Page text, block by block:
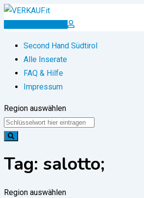
Zum
Inserat erstellen
Second Hand Südtirol
Alle Inserate
FAQ & Hilfe
Impressum
Region auswählen
Tag: salotto;
Region auswählen